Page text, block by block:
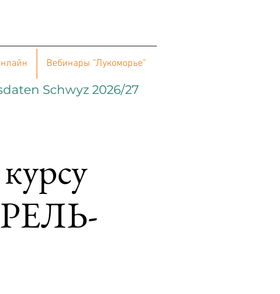
Вебинары "Лукоморье"
Schwyz 2026/27